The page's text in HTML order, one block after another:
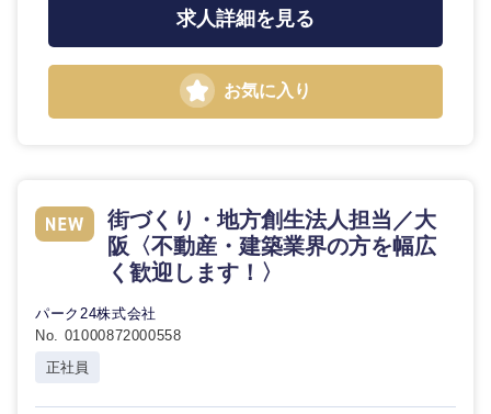
人事
サービス
ティブ
コンサル
M&A・事業投資
その他企画業務
クリエイティブ
コンサルタント
専門職
技術職（IT）、Webサービス・制作、ゲーム
食品・化粧品・アパレル・消費財
金融
こだわり条件を入力ください
上場企業
スタートアップ企
業
外資系企業
求人詳細を見る
お気に入り
街づくり・地方創生法人担当／大
阪〈不動産・建築業界の方を幅広
く歓迎します！〉
パーク24株式会社
No. 01000872000558
正社員